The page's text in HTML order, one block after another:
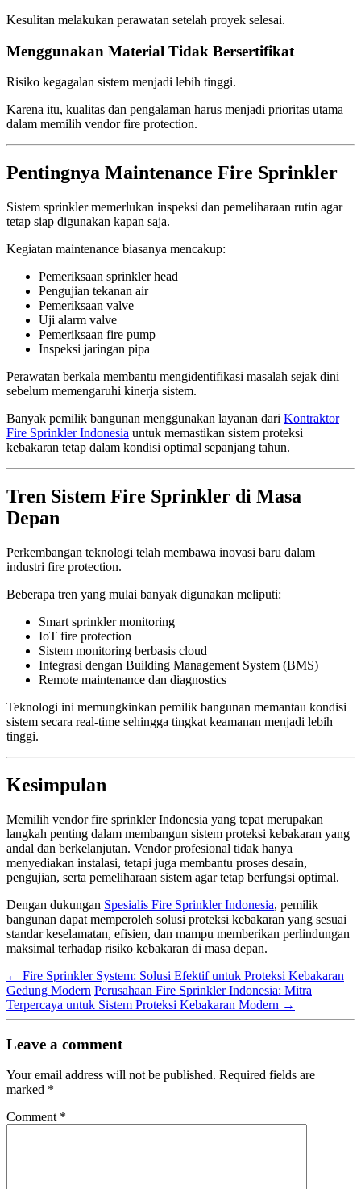
Kesulitan melakukan perawatan setelah proyek selesai.
Menggunakan Material Tidak Bersertifikat
Risiko kegagalan sistem menjadi lebih tinggi.
Karena itu, kualitas dan pengalaman harus menjadi prioritas utama
dalam memilih vendor fire protection.
Pentingnya Maintenance Fire Sprinkler
Sistem sprinkler memerlukan inspeksi dan pemeliharaan rutin agar
tetap siap digunakan kapan saja.
Kegiatan maintenance biasanya mencakup:
Pemeriksaan sprinkler head
Pengujian tekanan air
Pemeriksaan valve
Uji alarm valve
Pemeriksaan fire pump
Inspeksi jaringan pipa
Perawatan berkala membantu mengidentifikasi masalah sejak dini
sebelum memengaruhi kinerja sistem.
Banyak pemilik bangunan menggunakan layanan dari Kontraktor
Fire Sprinkler Indonesia untuk memastikan sistem proteksi
kebakaran tetap dalam kondisi optimal sepanjang tahun.
Tren Sistem Fire Sprinkler di Masa
Depan
Perkembangan teknologi telah membawa inovasi baru dalam
industri fire protection.
Beberapa tren yang mulai banyak digunakan meliputi:
Smart sprinkler monitoring
IoT fire protection
Sistem monitoring berbasis cloud
Integrasi dengan Building Management System (BMS)
Remote maintenance dan diagnostics
Teknologi ini memungkinkan pemilik bangunan memantau kondisi
sistem secara real-time sehingga tingkat keamanan menjadi lebih
tinggi.
Kesimpulan
Memilih vendor fire sprinkler Indonesia yang tepat merupakan
langkah penting dalam membangun sistem proteksi kebakaran yang
andal dan berkelanjutan. Vendor profesional tidak hanya
menyediakan instalasi, tetapi juga membantu proses desain,
pengujian, serta pemeliharaan sistem agar tetap berfungsi optimal.
Dengan dukungan Spesialis Fire Sprinkler Indonesia, pemilik
bangunan dapat memperoleh solusi proteksi kebakaran yang sesuai
standar keselamatan, efisien, dan mampu memberikan perlindungan
maksimal terhadap risiko kebakaran di masa depan.
← Fire Sprinkler System: Solusi Efektif untuk Proteksi Kebakaran
Gedung Modern Perusahaan Fire Sprinkler Indonesia: Mitra
Terpercaya untuk Sistem Proteksi Kebakaran Modern →
Leave a comment
Your email address will not be published. Required fields are
marked *
Comment *